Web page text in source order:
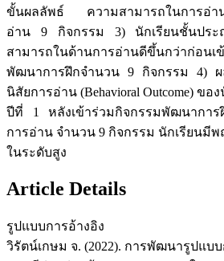
ขั้นผลลัพธ์ ความสามารถในการอ่า
อ่าน 9 กิจกรรม 3) นักเรียนชั้นปร
สามารถในด้านการอ่านดีขึ้นกว่าก่อนเ
พัฒนาการฝึกจำนวน 9 กิจกรรม 4) ผ
นิสัยการอ่าน (Behavioral Outcome) ข
ปีที่ 1 หลังเข้าร่วมกิจกรรมพัฒนาการ
การอ่าน จำนวน 9 กิจกรรม นักเรียนมี
ในระดับสูง
Article Details
รูปแบบการอ้างอิง
วิรัตน์เกษม จ. (2022). การพัฒนารูปแบ